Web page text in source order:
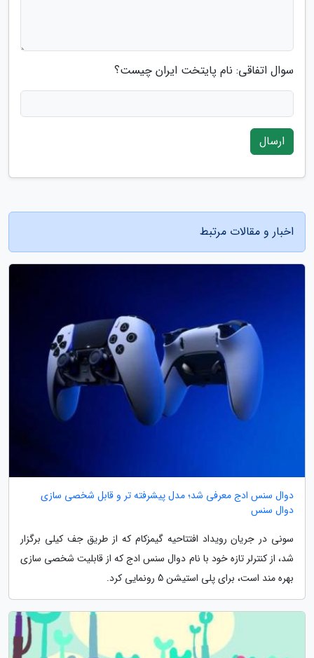
سوال اتفاقی: نام پایتخت ایران چیست؟
ارسال
اخبار و مقالات مرتبط
دوال سنس ادج معرفی شد؛ مدل پیشرفته تر و قابل شخصی سازی
دوال سنس
سونی در جریان رویداد افتتاحیه گیمزکام که از طریق جف کیلی برگزار
شد، از کنترلر تازه خود با نام دوال سنس ادج که از قابلیت شخصی سازی
بهره مند است، برای پلی استیشن 5 رونمایی کرد.